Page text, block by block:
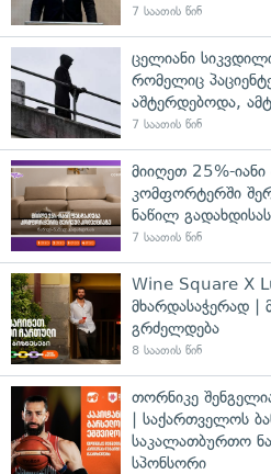
7 საათის წინ
ცელიანი
რომელიც
აშტერდებოდა,
7 საათის წინ
მიიღეთ 25%-
კომფორტერში
ნაწილ გადახდისას
7 საათის წინ
Wine Square X
მხარდასაჭერად |
გრძელდება
8 საათის წინ
თორნიკე
| საქართველოს
საკალათბურთო
სპონსორი